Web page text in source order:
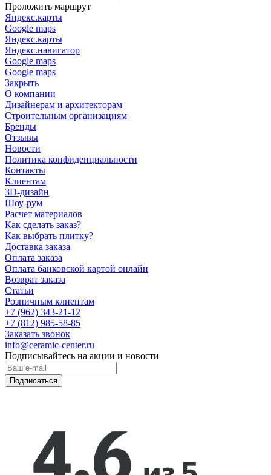
Проложить маршрут
Яндекс.карты
Google maps
Яндекс.карты
Яндекс.навигатор
Google maps
Google maps
Закрыть
О компании
Дизайнерам и архитекторам
Строительным организациям
Бренды
Отзывы
Новости
Политика конфиденциальности
Контакты
Клиентам
3D-дизайн
Шоу-рум
Расчет материалов
Как сделать заказ?
Как выбрать плитку?
Доставка заказа
Оплата заказа
Оплата банковской картой онлайн
Возврат заказа
Статьи
Розничным клиентам
+7 (962) 343-21-12
+7 (812) 985-58-85
Заказать звонок
info@ceramic-center.ru
Подписывайтесь на акции и новости
Подписаться